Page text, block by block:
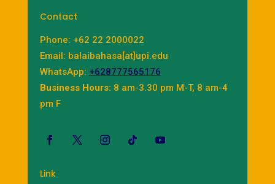
Contact
Phone: +62 22 2000022
Email: balaibahasa[at]upi.edu
WhatsApp: +628777565176
Business Hours: 8 am-3.30 pm M-T, 8 am-4
pm F
Link